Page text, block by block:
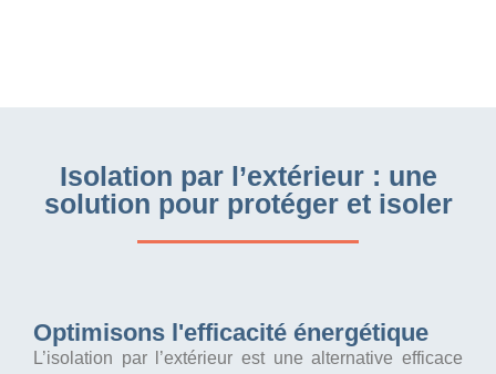
Isolation par l’extérieur : une
solution pour protéger et isoler
Optimisons l'efficacité énergétique
L’isolation par l’extérieur est une alternative efficace